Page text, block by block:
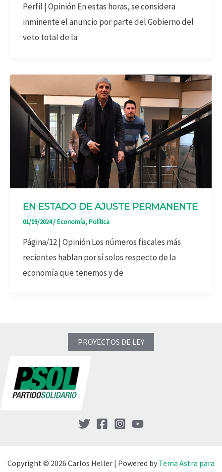
Perfil | Opinión En estas horas, se considera
inminente el anuncio por parte del Gobierno del
veto total de la
EN ESTADO DE AJUSTE PERMANENTE
01/09/2024/Economía,Política
Página/12 | Opinión Los números fiscales más
recientes hablan por sí solos respecto de la
economía que tenemos y de
PROYECTOS DE LEY
Copyright © 2026 Carlos Heller | Powered by Tema Astra para